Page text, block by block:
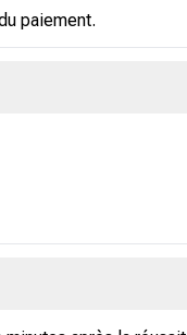
paiement.